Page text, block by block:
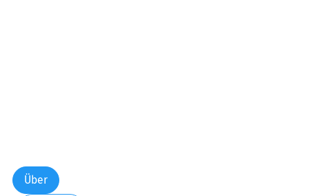
Über